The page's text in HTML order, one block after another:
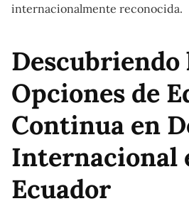
internacionalmente reconocida.
Descubriendo
Opciones de
Continua en
Internacional
Ecuador